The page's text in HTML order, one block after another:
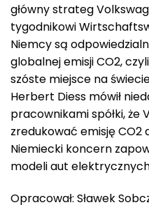
główny strateg
tygodnikowi
Niemcy są
globalnej emisji CO2,
szóste miejsce na
Herbert Diess mówił
pracownikami spółki, że
zredukować emisję CO2
Niemiecki koncern
modeli aut
Opracował: Sławek